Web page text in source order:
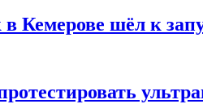
Кемерове шёл к